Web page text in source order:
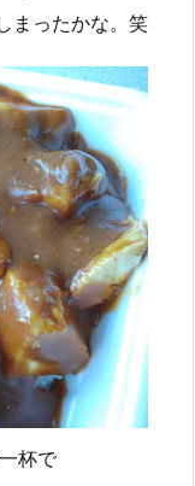
まったかな。笑
杯で